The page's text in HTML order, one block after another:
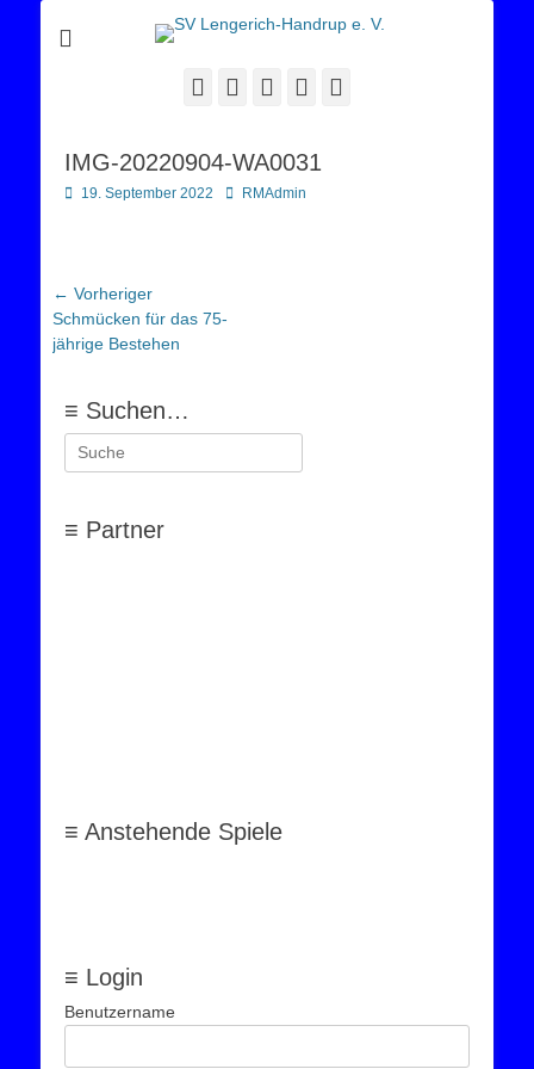
SV Lengerich-
Handrup e. V.
Sportverein Lengerich Handrup
Facebook
Twitter YouTube
IMG-20220904-WA0031
Posted
19. September 2022 AutorRMAdmin
Beitragsnavigation
← Vorheriger
Vorheriger
Beitrag:
Schmücken für das 75-
jährige Bestehen
≡ Suchen…
Suchen
nach:
≡ Partner
≡ Anstehende Spiele
≡ Login
Benutzername